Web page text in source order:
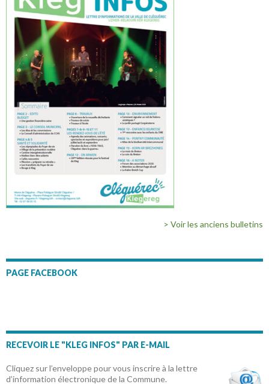
> Voir les anciens bulletins
PAGE FACEBOOK
RECEVOIR LE "KLEG INFOS" PAR E-MAIL
Cliquez sur l’enveloppe pour vous inscrire à la lettre
d’information électronique de la Commune.